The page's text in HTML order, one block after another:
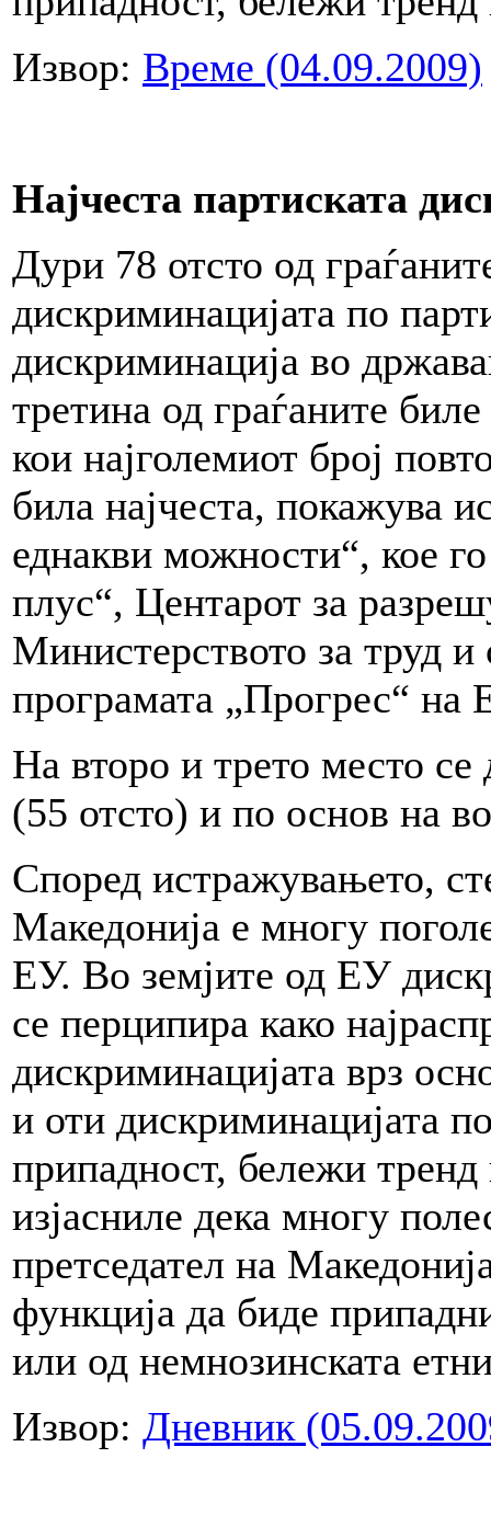
Извор: Време (04.09.2009)
Најчеста партиската
Дури 78 отсто од
дискриминацијата по
дискриминација во
третина од граѓаните
кои најголемиот број
била најчеста, покажува
еднакви можности“, кое
плус“, Центарот за
Министерството за труд
програмата „Прогрес“ на
На второ и трето место се
(55 отсто) и по основ на
Според истражувањето,
Македонија е многу
ЕУ. Во земјите од ЕУ
се перципира како
дискриминацијата врз
и оти дискриминацијата
припадност, бележи
изјасниле дека многу
претседател на
функција да биде
или од немнозинската
Извор: Дневник